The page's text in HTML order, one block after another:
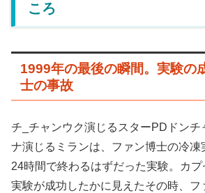
ころ
1999年の最後の瞬間。実験の
士の事故
チ_チャンウク演じるスターPDドンチ
ナ演じるミランは、ファン博士の冷凍
24時間で終わるはずだった実験。カプ
実験が成功したかに見えたその時、フ